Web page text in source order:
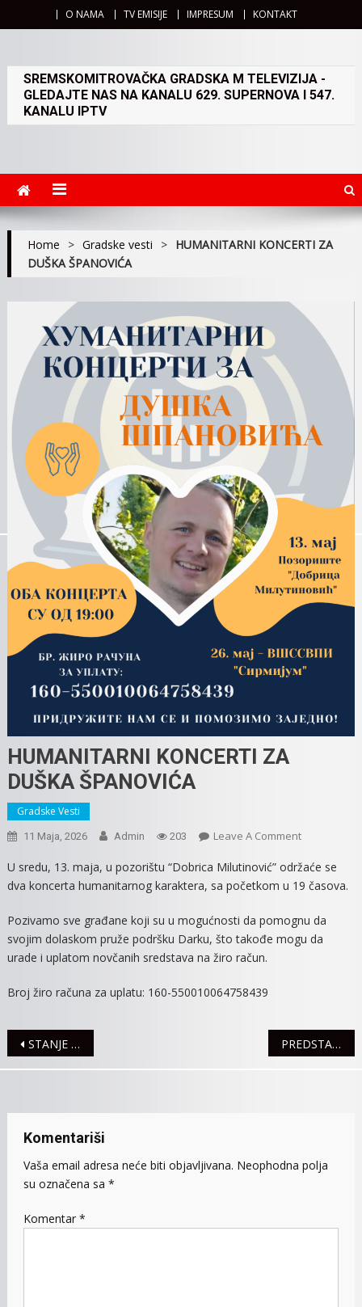
O NAMA TV EMISIJE IMPRESUM KONTAKT
SREMSKOMITROVAČKA GRADSKA M TELEVIZIJA -
GLEDAJTE NAS NA KANALU 629. SUPERNOVA I 547.
KANALU IPTV
Home > Gradske vesti > HUMANITARNI KONCERTI ZA
DUŠKA ŠPANOVIĆA
HUMANITARNI KONCERTI ZA
DUŠKA ŠPANOVIĆA
Gradske Vesti
11 Maja, 2026 Admin 203 Leave A CommentOn
KONCERTI
ZA
ŠPANOVIĆA
U sredu, 13. maja, u pozorištu “Dobrica Milutinović” održaće se
dva koncerta humanitarnog karaktera, sa početkom u 19 časova.
Pozivamo sve građane koji su u mogućnosti da pomognu da
svojim dolaskom pruže podršku Darku, što takođe mogu da
urade i uplatom novčanih sredstava na žiro račun.
Broj žiro računa za uplatu: 160-550010064758439
Navigacija
članaka
STANJE U SAOBRAĆAJU PREDSTAVA “LJUBAVNIK” PO ČETVRTI PUT U NAŠEM GRADU
Komentariši
Vaša email adresa neće biti objavljivana. Neophodna polja
su označena sa *
Komentar *